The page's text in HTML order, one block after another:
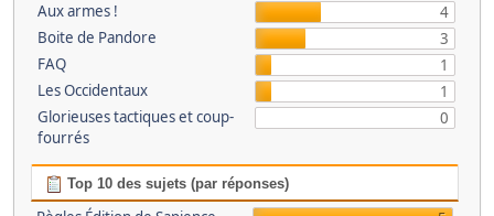
Aux armes !
4
Boite de Pandore
3
FAQ
1
Les Occidentaux
1
Glorieuses tactiques et coup-
fourrés
0
Top 10 des sujets (par réponses)